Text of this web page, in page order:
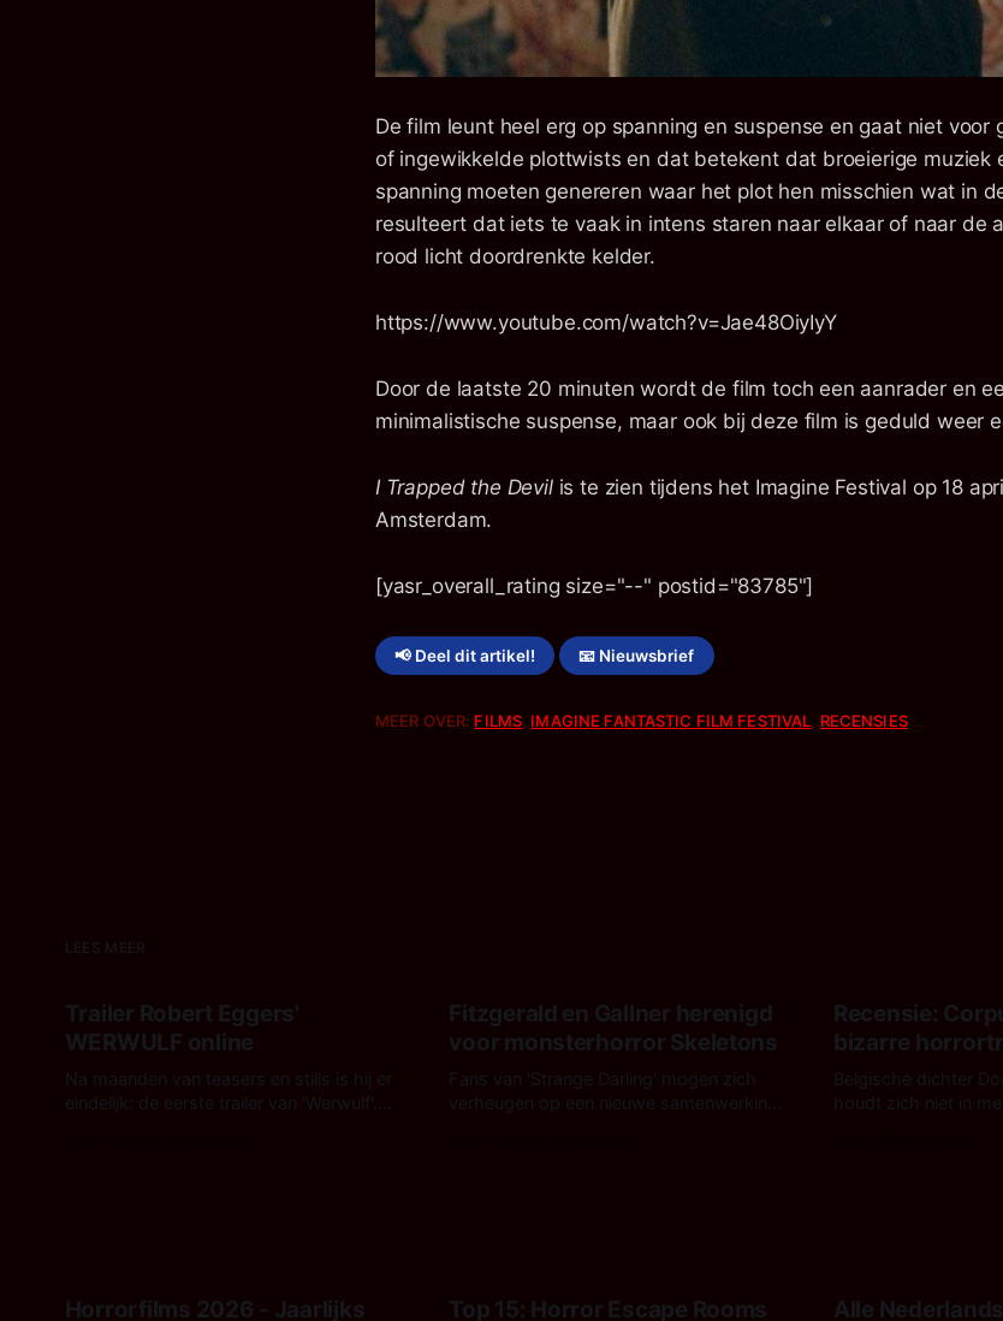
De film leunt heel erg op spanning en suspense en gaat niet voor
of ingewikkelde plottwists en dat betekent dat broeierige muziek
spanning moeten genereren waar het plot hen misschien wat in
resulteert dat iets te vaak in intens staren naar elkaar of naar de
rood licht doordrenkte kelder.
https://www.youtube.com/watch?v=Jae48OiyIyY
Door de laatste 20 minuten wordt de film toch een aanrader en
minimalistische suspense, maar ook bij deze film is geduld weer
I Trapped the Devilis te zien tijdens het Imagine Festival op 18
Amsterdam.
[yasr_overall_rating size="--" postid="83785"]
📢 Deel dit artikel! 📧 Nieuwsbrief
MEER OVER: FILMS, IMAGINE FANTASTIC FILM FESTIVAL, RECENSIES
LEES MEER
Trailer Robert Eggers'
WERWULF online
Na maanden van teasers en stills is hij er
eindelijk: de eerste trailer van 'Werwulf'.
Fitzgerald en Gallner herenigd
voor monsterhorror Skeletons
Fans van 'Strange Darling' mogen zich
verheugen op een nieuwe samenwerking
Recensie:
bizarre
Belgische dichter
houdt zich niet in
Horrorfilms 2026 - Jaarlijks Top 15: Horror Escape Rooms Alle